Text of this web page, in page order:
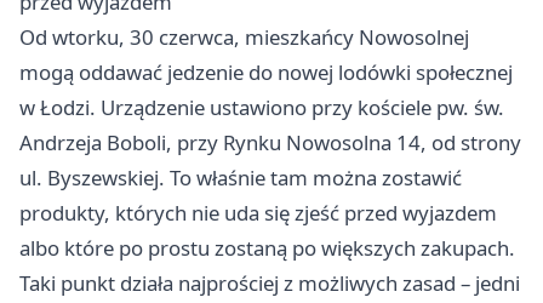
Od wtorku, 30 czerwca, mieszkańcy Nowosolnej
mogą oddawać jedzenie do nowej lodówki społecznej
w Łodzi. Urządzenie ustawiono przy kościele pw. św.
Andrzeja Boboli, przy Rynku Nowosolna 14, od strony
ul. Byszewskiej. To właśnie tam można zostawić
produkty, których nie uda się zjeść przed wyjazdem
albo które po prostu zostaną po większych zakupach.
Taki punkt działa najprościej z możliwych zasad – jedni